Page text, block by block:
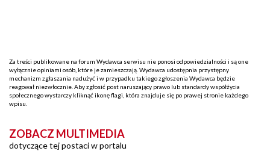
Za treści publikowane na forum Wydawca serwisu nie ponosi odpowiedzialności i są one
wyłącznie opiniami osób, które je zamieszczają. Wydawca udostępnia przystępny
mechanizm zgłaszania nadużyć i w przypadku takiego zgłoszenia Wydawca będzie
reagował niezwłocznie. Aby zgłosić post naruszający prawo lub standardy współżycia
społecznego wystarczy kliknąć ikonę flagi, która znajduje się po prawej stronie każdego
wpisu.
ZOBACZ MULTIMEDIA
dotyczące tej postaci w portalu